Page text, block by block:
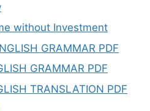
without Investment
GRAMMAR PDF
GRAMMAR PDF
TRANSLATION PDF